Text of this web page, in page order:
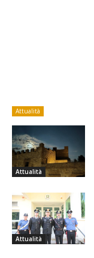
Attualità
Attualità
Attualità